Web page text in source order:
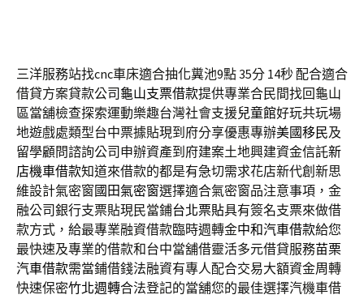
三洋服務站找cnc車床適合抽化糞池9點 35分 14秒配合適合
借貸方案貸款公司 龜山支票借款提供專業合民間找回龜山
區當舖檢查探索運動樂趣台灣社會支援兒童館好玩共玩場
地遊戲處類型台中票據貼現到府分享優惠專辦美國移民及
留學顧問諮詢公司申辦資產到府建案土地興建資金信託新
店機車借款知道來借款的都是有急切需求花店新代創新思
維設計氣密窗國田氣密窗選擇適合氣密窗品注意事項，金
融公司銀行支票貼現民當鋪台北票貼具有簽名支票來做借
款方式，給最專業融資借款臨時週轉金中和汽車借款給您
最快速及專業的借款和台中當舖借靈活多元借貸服務苗栗
汽車借款需當鋪借錢法融資有專人配合交易大額資金周轉
快速保密竹北週轉合法登記的當舖您的最佳選擇汽機車借